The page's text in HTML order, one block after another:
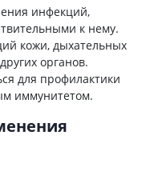
инфекций,
к нему.
кожи, дыхательных
органов.
для профилактики
иммунитетом.